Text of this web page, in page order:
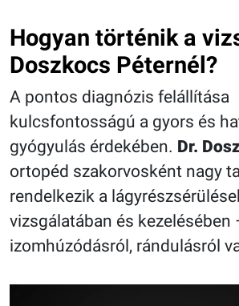
Hogyan történik a
Doszkocs Péternél?
A pontos diagnózis felállítása
kulcsfontosságú a gyors és
gyógyulás érdekében. Dr.
ortopéd szakorvosként nagy
rendelkezik a
vizsgálatában és kezelésében
izomhúzódásról, rándulásról